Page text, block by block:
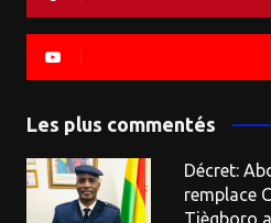
Les plus commentés
Décret:
remplace
Tiègboro